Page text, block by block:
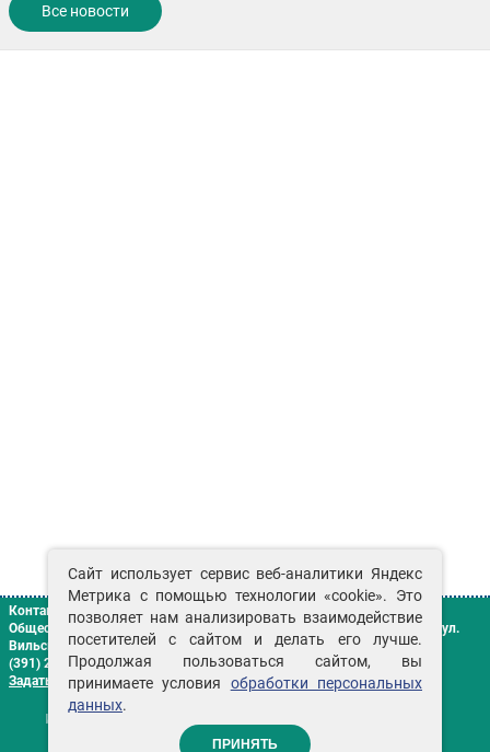
Все новости
Контакты
Общество с ограниченной ответственностью «Сенат»г. Красноярск
ул.
Вильского, д. 16 «Г»
(391) 2-906-306
Задать вопрос
ИМЕЮТСЯ ПРОТИВОПОКАЗАНИЯ НЕОБХОДИМА
КОНСУЛЬТАЦИЯ СПЕЦИАЛИСТА
Сайт использует сервис веб-аналитики Яндекс
Метрика с помощью технологии «cookie». Это
позволяет нам анализировать взаимодействие
посетителей с сайтом и делать его лучше.
Продолжая пользоваться сайтом, вы
принимаете условия обработки персональных
данных.
ПРИНЯТЬ